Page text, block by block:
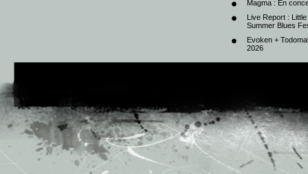
Magma : En
Live Report :
Summer Blues
Evoken +
2026